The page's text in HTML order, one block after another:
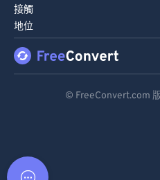
接觸
地位
© FreeConvert.com